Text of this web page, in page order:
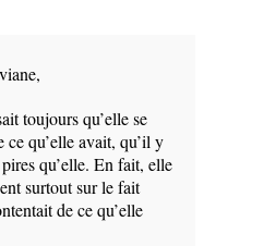
toujours qu’elle se
ce qu’elle avait, qu’il y
qu’elle. En fait, elle
surtout sur le fait
de ce qu’elle